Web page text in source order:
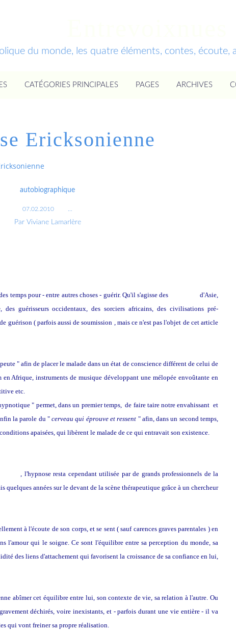
du monde, les quatre éléments, contes, écoute,
CATÉGORIES PRINCIPALES PAGES ARCHIVES
Ericksonienne
autobiographique
07.02.2010
Par Viviane Lamarlère
temps pour - entre autres choses - guérir. Qu'il s'agisse des
d'Asie,
guérisseurs occidentaux, des sorciers africains, des civilisations pré-
guérison ( parfois aussi de soumission , mais ce n'est pas l'objet de cet article
" afin de placer le malade dans un état de conscience différent de celui de
Afrique, instruments de musique développant une mélopée envoûtante en
etc.
" permet, dans un premier temps, de faire taire notre envahissant et
la parole du "cerveau qui éprouve et ressent " afin, dans un second temps,
apaisées, qui libèrent le malade de ce qui entravait son existence.
, l'hypnose resta cependant utilisée par de grands professionnels de la
quelques années sur le devant de la scène thérapeutique grâce à un chercheur
à l'écoute de son corps, et se sent ( sauf carences graves parentales ) en
l'amour qui le soigne. Ce sont l'équilibre entre sa perception du monde, sa
des liens d'attachement qui favorisent la croissance de sa confiance en lui,
abîmer cet équilibre entre lui, son contexte de vie, sa relation à l'autre. Ou
déchirés, voire inexistants, et - parfois durant une vie entière - il va
qui vont freiner sa propre réalisation.